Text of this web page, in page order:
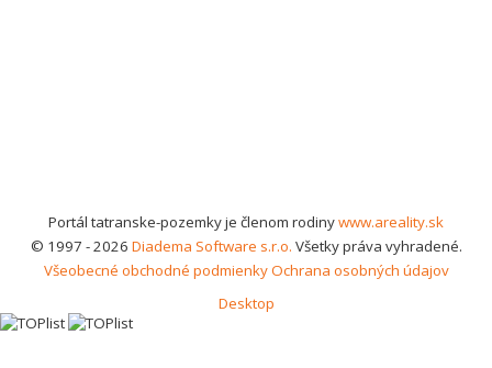
Portál tatranske-pozemky je členom rodinywww.areality.sk
© 1997 - 2026 Diadema Software s.r.o. Všetky práva vyhradené.
Všeobecné obchodné podmienkyOchrana osobných údajov
Desktop